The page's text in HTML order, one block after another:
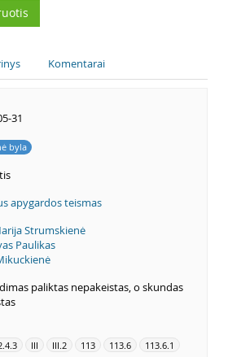
Komentarai
31
byla
apygardos teismas
Strumskienė
Paulikas
paliktas nepakeistas, o skundas
III III.2 113 113.6
113.6.1